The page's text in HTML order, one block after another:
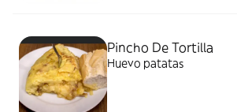
Pincho De Tortilla
Huevo patatas